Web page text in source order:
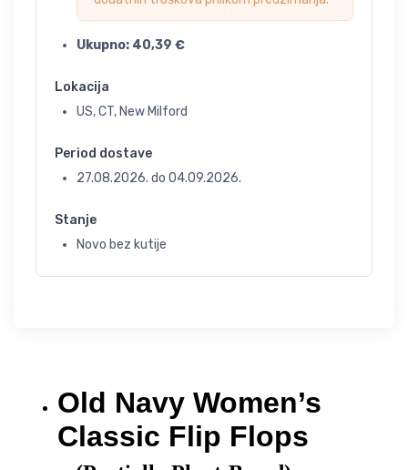
Ukupno: 40,39 €
Lokacija
US, CT, New Milford
Period dostave
27.08.2026. do 04.09.2026.
Stanje
Novo bez kutije